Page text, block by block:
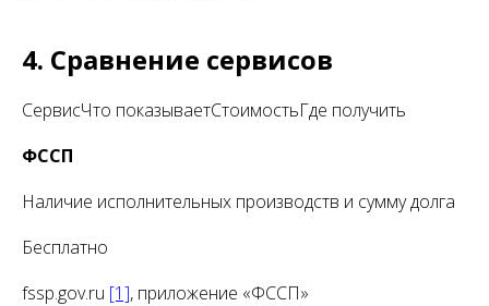
4. Сравнение сервисов
СервисЧто показываетСтоимостьГде получить
ФССП
Наличие исполнительных производств и сумму долга
Бесплатно
fssp.gov.ru [1], приложение «ФССП»